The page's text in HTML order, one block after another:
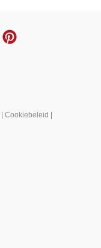
Cookiebeleid